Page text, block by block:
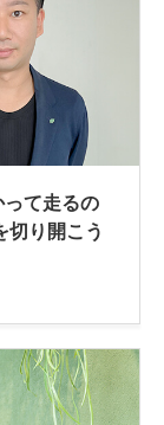
て走るの
切り開こう